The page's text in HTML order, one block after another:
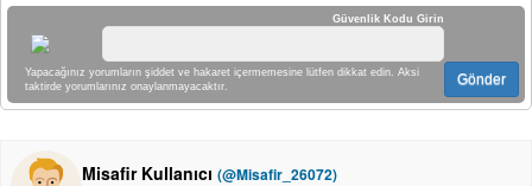
Güvenlik Kodu Girin
Yapacağınız yorumların şiddet ve hakaret içermemesine lütfen dikkat edin. Aksi
taktirde yorumlarınız onaylanmayacaktır.
Gönder
Misafir Kullanıcı (@Misafir_26072)